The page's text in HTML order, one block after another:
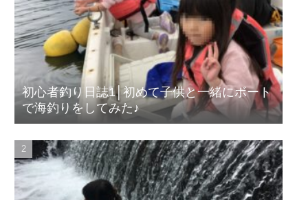
初心者釣り日誌1│初めて子供と一緒にボート
で海釣りをしてみた♪